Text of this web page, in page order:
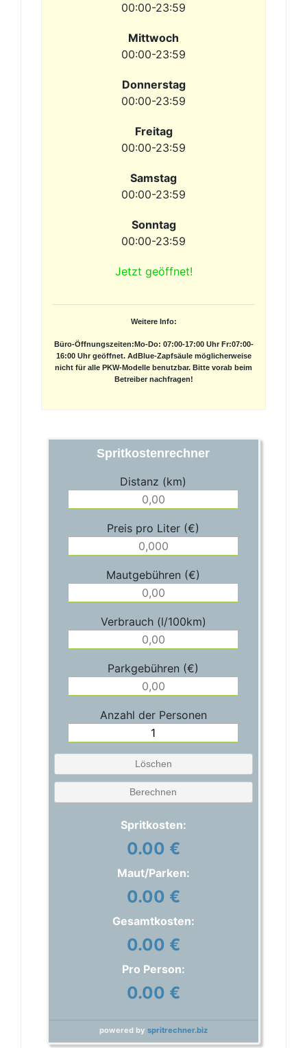
00:00-23:59
Mittwoch
00:00-23:59
Donnerstag
00:00-23:59
Freitag
00:00-23:59
Samstag
00:00-23:59
Sonntag
00:00-23:59
Jetzt geöffnet!
Weitere Info:
Büro-Öffnungszeiten:Mo-Do: 07:00-17:00 Uhr Fr:07:00-
16:00 Uhr geöffnet. AdBlue-Zapfsäule möglicherweise
nicht für alle PKW-Modelle benutzbar. Bitte vorab beim
Betreiber nachfragen!
Spritkostenrechner
Distanz (km)
Preis pro Liter (€)
Mautgebühren (€)
Verbrauch (l/100km)
Parkgebühren (€)
Anzahl der Personen
Löschen
Berechnen
Spritkosten:
0.00 €
Maut/Parken:
0.00 €
Gesamtkosten:
0.00 €
Pro Person:
0.00 €
powered by spritrechner.biz